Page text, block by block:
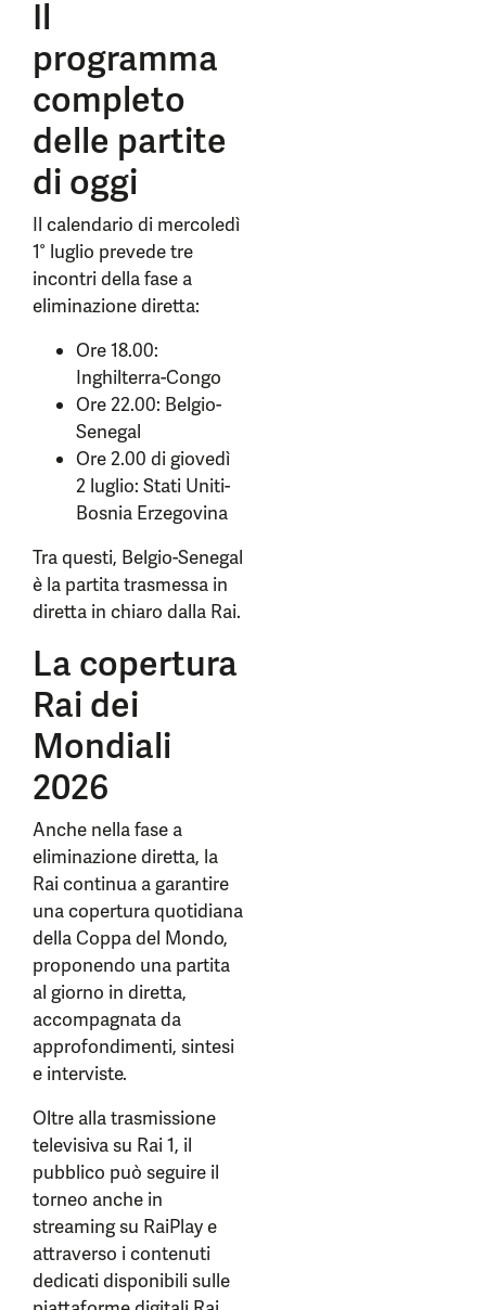
Il
programma
completo
delle partite
di oggi
Il calendario di mercoledì
1° luglio prevede tre
incontri della fase a
eliminazione diretta:
Ore 18.00:
Inghilterra-Congo
Ore 22.00: Belgio-
Senegal
Ore 2.00 di giovedì
2 luglio: Stati Uniti-
Bosnia Erzegovina
Tra questi, Belgio-Senegal
è la partita trasmessa in
diretta in chiaro dalla Rai.
La copertura
Rai dei
Mondiali
2026
Anche nella fase a
eliminazione diretta, la
Rai continua a garantire
una copertura quotidiana
della Coppa del Mondo,
proponendo una partita
al giorno in diretta,
accompagnata da
approfondimenti, sintesi
e interviste.
Oltre alla trasmissione
televisiva su Rai 1, il
pubblico può seguire il
torneo anche in
streaming su RaiPlay e
attraverso i contenuti
dedicati disponibili sulle